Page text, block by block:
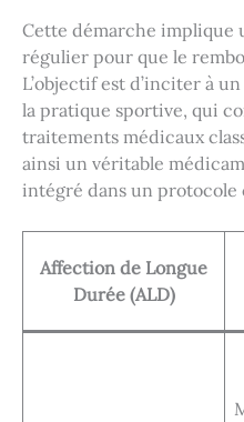
Cette démarche implique
régulier pour que le
L’objectif est d’inciter à
la pratique sportive, qui
traitements médicaux
ainsi un véritable
intégré dans un protocole
Affection de Longue
Durée (ALD)